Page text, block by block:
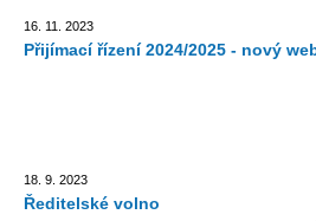
16. 11. 2023
Přijímací řízení 2024/2025 - nový
18. 9. 2023
Ředitelské volno